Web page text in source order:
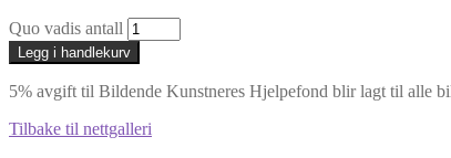
Quo vadis antall
Legg i handlekurv
5% avgift til Bildende Kunstneres Hjelpefond blir lagt til alle
Tilbake til nettgalleri